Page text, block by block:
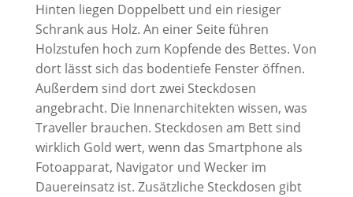
Hinten liegen Doppelbett und ein riesiger
Schrank aus Holz. An einer Seite führen
Holzstufen hoch zum Kopfende des Bettes. Von
dort lässt sich das bodentiefe Fenster öffnen.
Außerdem sind dort zwei Steckdosen
angebracht. Die Innenarchitekten wissen, was
Traveller brauchen. Steckdosen am Bett sind
wirklich Gold wert, wenn das Smartphone als
Fotoapparat, Navigator und Wecker im
Dauereinsatz ist. Zusätzliche Steckdosen gibt